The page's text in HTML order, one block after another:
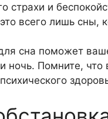
страхи и
всего лишь сны,
сна поможет
ночь. Помните,